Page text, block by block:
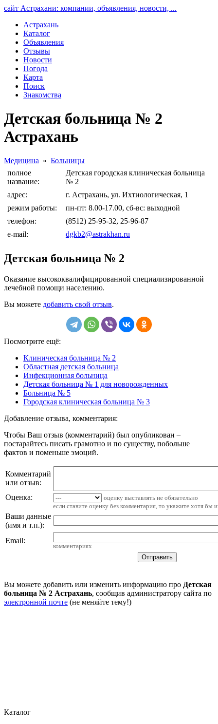
сайт Астрахани: компании, объявления, новости, ...
Астрахань
Каталог
Объявления
Отзывы
Новости
Погода
Карта
Поиск
Знакомства
Детская больница № 2
Астрахань
Медицина » Больницы
полное
название:
Детская городская клиническая больница
№ 2
адрес:
г. Астрахань, ул. Ихтиологическая, 1
режим работы:
пн-пт: 8.00-17.00, сб-вс: выходной
телефон:
(8512) 25-95-32, 25-96-87
e-mail:
dgkb2@astrakhan.ru
Детская больница № 2
Оказание высококвалифицированной специализированной
лечебной помощи населению.
Вы можете добавить свой отзыв.
Посмотрите ещё:
Клиническая больница № 2
Областная детская больница
Инфекционная больница
Детская больница № 1 для новорожденных
Больница № 5
Городская клиническая больница № 3
Добавление отзыва, комментария:
Чтобы Ваш отзыв (комментарий) был опубликован –
постарайтесь писать грамотно и по существу, побольше
фактов и поменьше эмоций.
Комментарий
или отзыв:
Оценка:
оценку выставлять не обязательно
если ставите оценку без комментария, то укажите хотя бы
Ваши данные
(имя и т.п.):
Email:
комментариях
Вы можете добавить или изменить информацию про Детская
больница № 2 Астрахань, сообщив администратору сайта по
электронной почте (не меняйте тему!)
Каталог